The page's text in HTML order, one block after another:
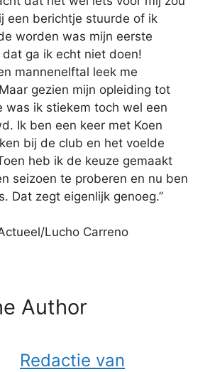
een berichtje stuurde of ik
worden was mijn eerste
ga ik echt niet doen!
mannenelftal leek me
gezien mijn opleiding tot
was ik stiekem toch wel een
Ik ben een keer met Koen
bij de club en het voelde
heb ik de keuze gemaakt
seizoen te proberen en nu ben
Dat zegt eigenlijk genoeg.”
Lucho Carreno
Author
Redactie van